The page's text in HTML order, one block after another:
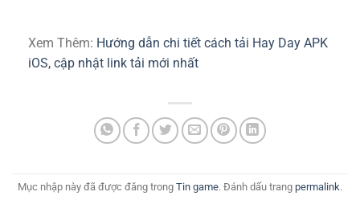
Xem Thêm: Hướng dẫn chi tiết cách tải Hay Day APK
iOS, cập nhật link tải mới nhất
Mục nhập này đã được đăng trong Tin game. Đánh dấu trang permalink.